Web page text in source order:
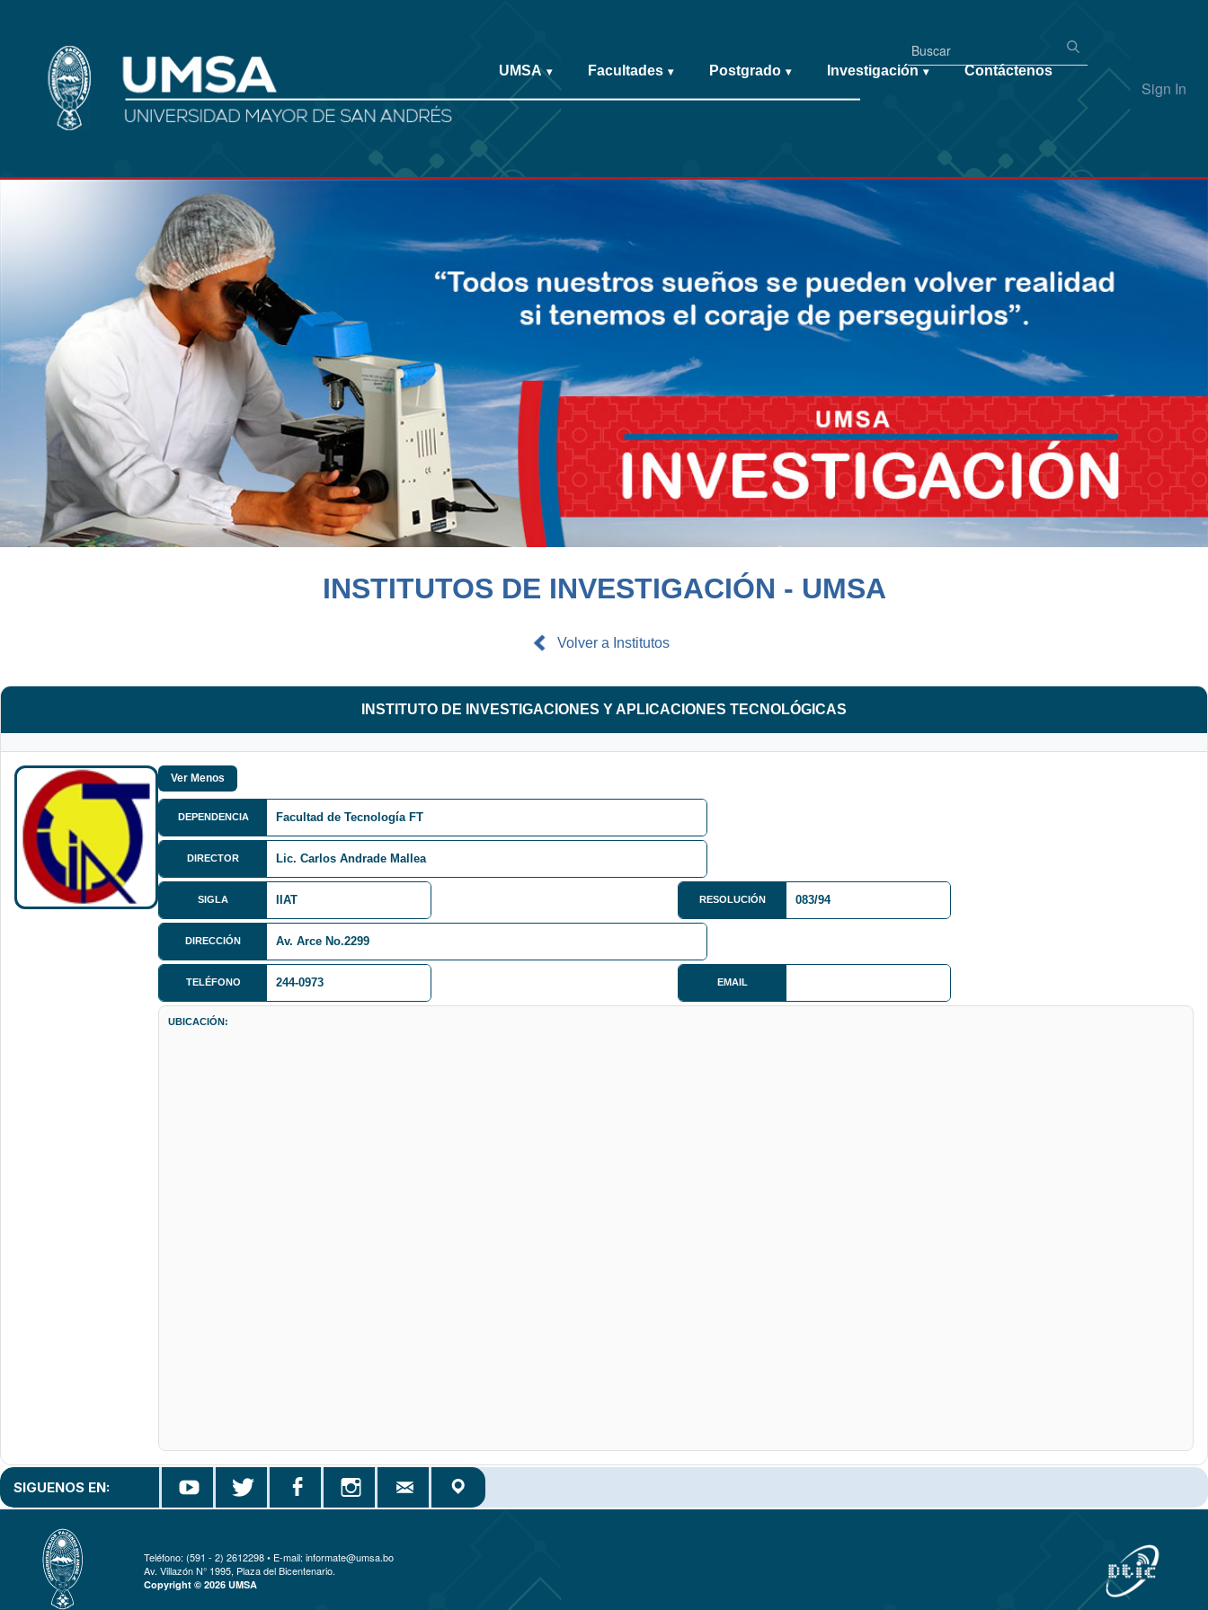
Sign In
UMSA ▾ Facultades ▾ Postgrado ▾ Investigación ▾ Contáctenos
INSTITUTOS DE INVESTIGACIÓN - UMSA
Volver a Institutos
INSTITUTO DE INVESTIGACIONES Y APLICACIONES TECNOLÓGICAS
DEPENDENCIA Facultad de Tecnología FT
DIRECTOR Lic. Carlos Andrade Mallea
SIGLA IIAT RESOLUCIÓN 083/94
DIRECCIÓN Av. Arce No.2299
TELÉFONO 244-0973 EMAIL
UBICACIÓN:
SIGUENOS EN:
Teléfono: (591 - 2) 2612298 • E-mail: informate@umsa.bo
Av. Villazón N° 1995, Plaza del Bicentenario.
Copyright © 2026 UMSA